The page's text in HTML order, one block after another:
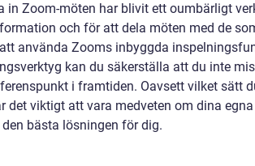
in Zoom-möten har blivit ett oumbärligt
och för att dela möten med de
använda Zooms inbyggda
kan du säkerställa att du inte
i framtiden. Oavsett vilket sätt
det viktigt att vara medveten om dina
bästa lösningen för dig.